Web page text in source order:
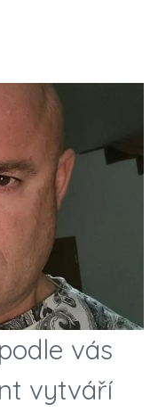
vás
vytváří